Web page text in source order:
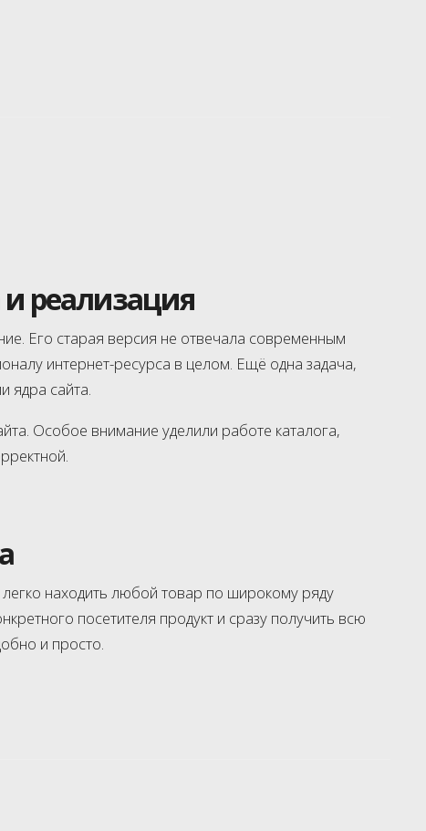
реализация
Его старая версия не отвечала современным
интернет-ресурса в целом. Ещё одна задача,
ядра сайта.
Особое внимание уделили работе каталога,
находить любой товар по широкому ряду
посетителя продукт и сразу получить всю
и просто.